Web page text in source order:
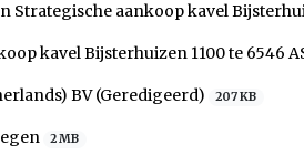
Strategische aankoop kavel
kavel Bijsterhuizen 1100 te 6546
BV (Geredigeerd) 207 KB
2 MB